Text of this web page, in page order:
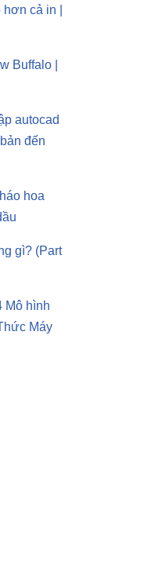
cả in |
Buffalo |
autocad
đến
hoa
gì? (Part
Mô hình
Máy